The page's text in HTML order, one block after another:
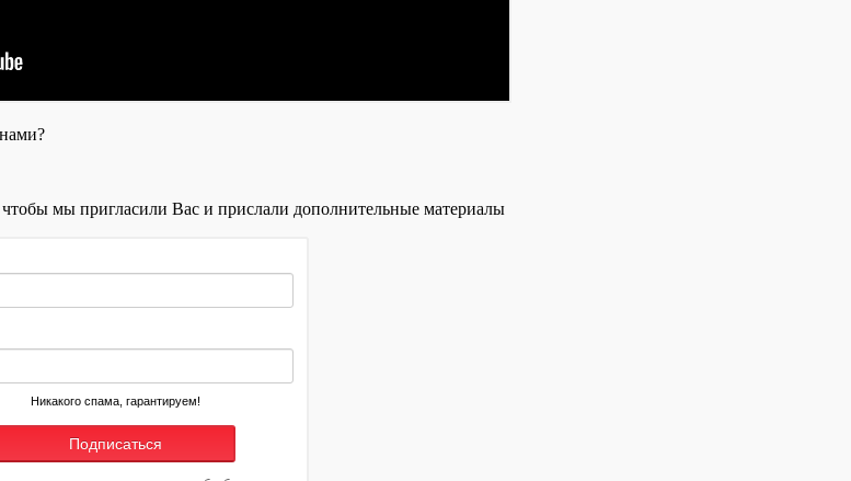
мы пригласили Вас и прислали дополнительные материалы
Никакого спама, гарантируем!
Подписаться